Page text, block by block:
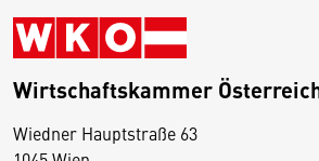
Wirtschaftskammer
Wiedner Hauptstraße 63
D